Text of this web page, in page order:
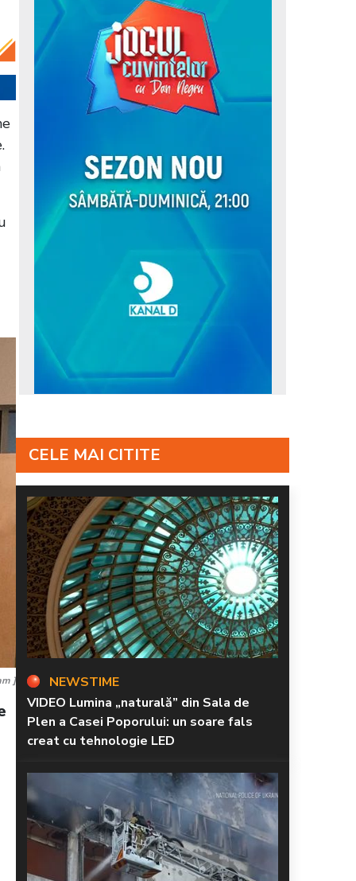
]
CELE MAI CITITE
NEWSTIME
VIDEO Lumina „naturală” din Sala de
Plen a Casei Poporului: un soare fals
creat cu tehnologie LED